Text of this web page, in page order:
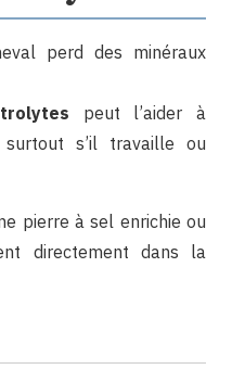
perd des minéraux
peut l’aider à
s’il travaille ou
pierre à sel enrichie ou
directement dans la